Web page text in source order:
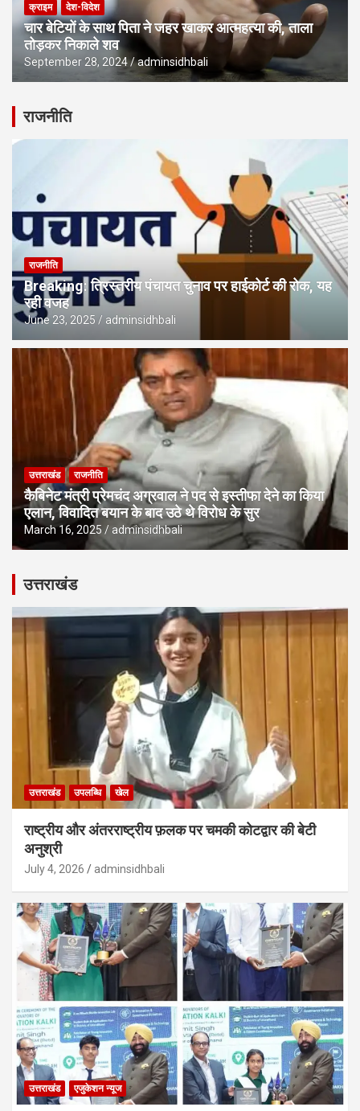
क्राइम देश-विदेश
चार बेटियों के साथ पिता ने जहर खाकर आत्महत्या की, ताला
तोड़कर निकाले शव
September 28, 2024 adminsidhbali
राजनीति
राजनीति
Breaking: त्रिस्तरीय पंचायत चुनाव पर हाईकोर्ट की रोक, यह
रही वजह
June 23, 2025 adminsidhbali
उत्तराखंड राजनीति
कैबिनेट मंत्री प्रेमचंद अग्रवाल ने पद से इस्तीफा देने का किया
एलान, विवादित बयान के बाद उठे थे विरोध के सुर
March 16, 2025 adminsidhbali
उत्तराखंड
उत्तराखंड उपलब्धि खेल
राष्ट्रीय और अंतरराष्ट्रीय फ़लक पर चमकी कोटद्वार की बेटी
अनुश्री
July 4, 2026 adminsidhbali
उत्तराखंड एजुकेशन न्‍यूज